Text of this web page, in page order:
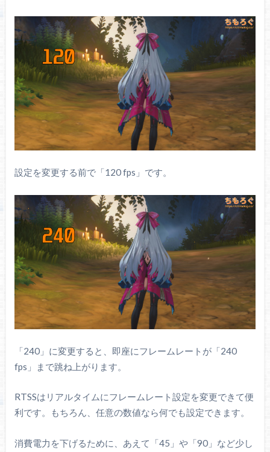
設定を変更する前で「120 fps」です。
「240」に変更すると、即座にフレームレートが「240
fps」まで跳ね上がります。
RTSSはリアルタイムにフレームレート設定を変更できて便
利です。もちろん、任意の数値なら何でも設定できます。
消費電力を下げるために、あえて「45」や「90」など少し